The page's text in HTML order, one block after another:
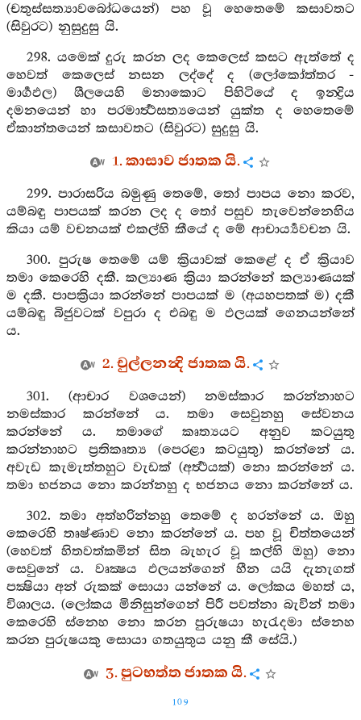
(චතුස්සත්‍යාවබෝධයෙන්) පහ වූ හෙතෙමේ කසාවතට
(සිවුරට) නුසුදුසු යි.
298. යමෙක් දුරු කරන ලද කෙලෙස් කසට ඇත්තේ ද
හෙවත් කෙලෙස් නසන ලද්දේ ද (ලෝකෝත්තර -
මාර්‍ගඵල) ශීලයෙහි මනාකොට පිහිටියේ ද ඉන‍්‍ද්‍රිය
දමනයෙන් හා පරමාර්‍ත්‍ථසත්‍යයෙන් යුක්ත ද හෙතෙමේ
ඒකාන්තයෙන් කසාවතට (සිවුරට) සුදුසු යි.
1. කාසාව ජාතක යි.
299. පාරාසරිය බමුණු තෙමේ, තෝ පාපය නො කරව,
යම්බඳු පාපයක් කරන ලද ද තෝ පසුව තැවෙන්නෙහිය
කියා යම් වචනයක් එකල්හි කීයේ ද මේ ආචාර්‍ය්‍යවචන යි.
300. පුරුෂ තෙමේ යම් ක්‍රියාවක් කෙළේ ද ඒ ක්‍රියාව
තමා කෙරෙහි දකී. කල්‍යාණ ක්‍රියා කරන්නේ කල්‍යාණයක්
ම දකී. පාපක්‍රියා කරන්නේ පාපයක් ම (අයහපතක් ම) දකී
යම්බඳු බිජුවටක් වපුරා ද එබඳු ම ඵලයක් ගෙනයන්නේ
ය.
2. චුල්ලනන්‍දි ජාතක යි.
301. (ආචාර වශයෙන්) නමස්කාර කරන්නාහට
නමස්කාර කරන්නේ ය. තමා සෙවුනහු සේවනය
කරන්නේ ය. තමාගේ කෘත්‍යයට අනුව කටයුතු
කරන්නාහට ප්‍රතිකෘත්‍ය (පෙරළා කටයුතු) කරන්නේ ය.
අවැඩ කැමැත්තහුට වැඩක් (අර්‍ත්‍ථයක්) නො කරන්නේ ය.
තමා භජනය නො කරන්නහු ද භජනය නො කරන්නේ ය.
302. තමා අත්හරින්නහු තෙමේ ද හරන්නේ ය. ඔහු
කෙරෙහි තෘෂ්ණාව නො කරන්නේ ය. පහ වූ චිත්තයෙන්
(හෙවත් හිතවත්කමින් සිත බැහැර වූ කල්හි ඔහු) නො
සෙවුනේ ය. වෘක්‍ෂය ඵලයන්ගෙන් හීන යයි දැනැගත්
පක්‍ෂියා අන් රුකක් සොයා යන්නේ ය. ලෝකය මහත් ය,
විශාලය. (ලෝකය මිනිසුන්ගෙන් පිරී පවත්නා බැවින් තමා
කෙරෙහි ස්නෙහ නො කරන පුරුෂයා හැරැදමා ස්නෙහ
කරන පුරුෂයකු සොයා ගතයුතුය යනු කී සේයි.)
3. පුටභත්ත ජාතක යි.
109